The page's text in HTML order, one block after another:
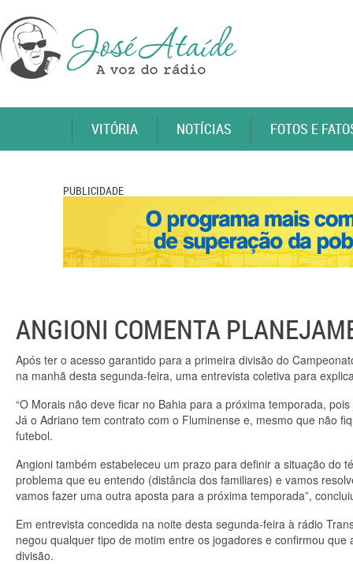
VITÓRIA NOTÍCIAS FOTOS E
PUBLICIDADE
ANGIONI COMENTA
Após ter o acesso garantido para a primeira divisão do
na manhã desta segunda-feira, uma entrevista coletiva para
“O Morais não deve ficar no Bahia para a próxima temporada,
Já o Adriano tem contrato com o Fluminense e, mesmo que não
futebol.
Angioni também estabeleceu um prazo para definir a situação do
problema que eu entendo (distância dos familiares) e vamos
vamos fazer uma outra aposta para a próxima temporada”,
Em entrevista concedida na noite desta segunda-feira à rádio
negou qualquer tipo de motim entre os jogadores e confirmou
divisão.